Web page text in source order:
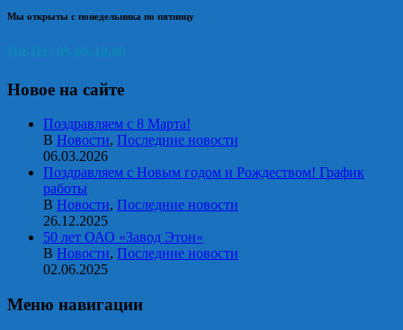
Мы открыты с понедельника по пятницу
Новое на сайте
Поздравляем с 8 Марта!
В Новости, Последние новости
06.03.2026
Поздравляем с Новым годом и Рождеством! График
работы
В Новости, Последние новости
26.12.2025
50 лет ОАО «Завод Этон»
В Новости, Последние новости
02.06.2025
Меню навигации